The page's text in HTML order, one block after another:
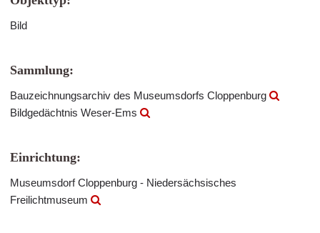
Bild
Sammlung:
Bauzeichnungsarchiv des Museumsdorfs Cloppenburg
Bildgedächtnis Weser-Ems
Einrichtung:
Museumsdorf Cloppenburg - Niedersächsisches
Freilichtmuseum